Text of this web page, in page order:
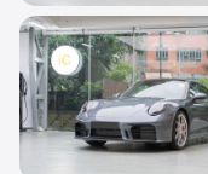
透明 PPF
Porsche Taycan